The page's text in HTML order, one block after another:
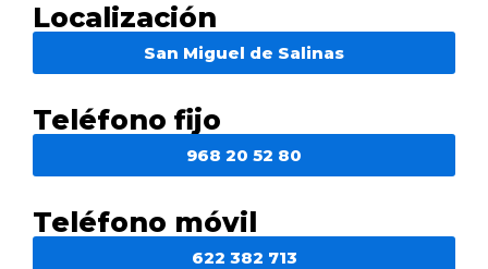
Localización
San Miguel de Salinas
Teléfono fijo
968 20 52 80
Teléfono móvil
622 382 713